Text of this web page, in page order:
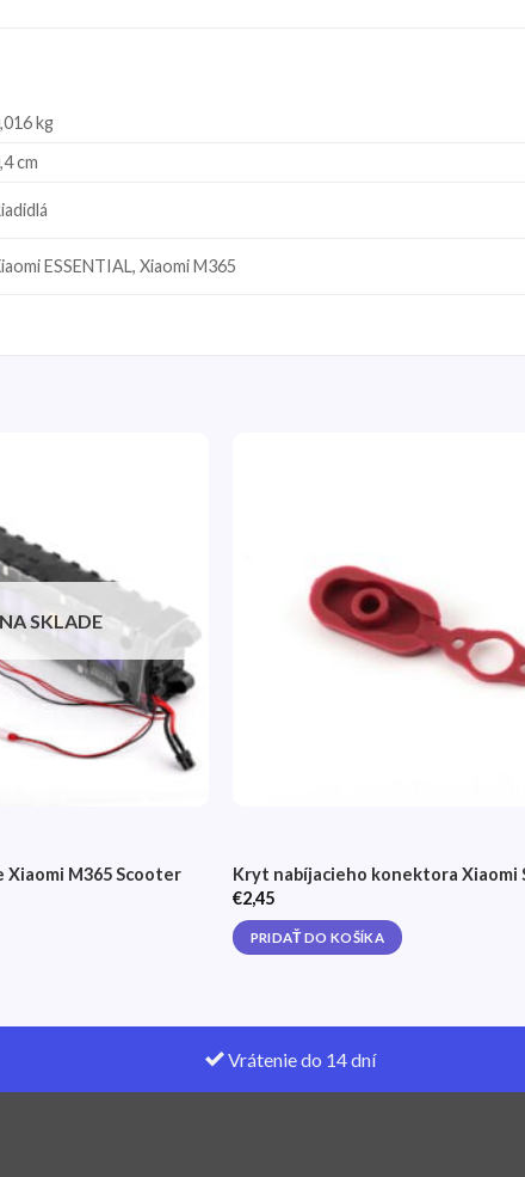
kg
cm
ESSENTIAL, Xiaomi M365
SKLADE
Xiaomi M365 Scooter
Kryt nabíjacieho konektora Xiaomi
€2,45
PRIDAŤ DO KOŠÍKA
Vrátenie do 14 dní